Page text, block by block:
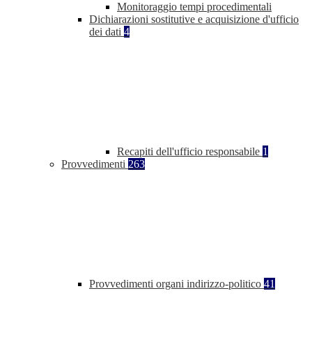
Monitoraggio tempi procedimentali
Dichiarazioni sostitutive e acquisizione d'ufficio
dei dati 4
Recapiti dell'ufficio responsabile 1
Provvedimenti 263
Provvedimenti organi indirizzo-politico 41